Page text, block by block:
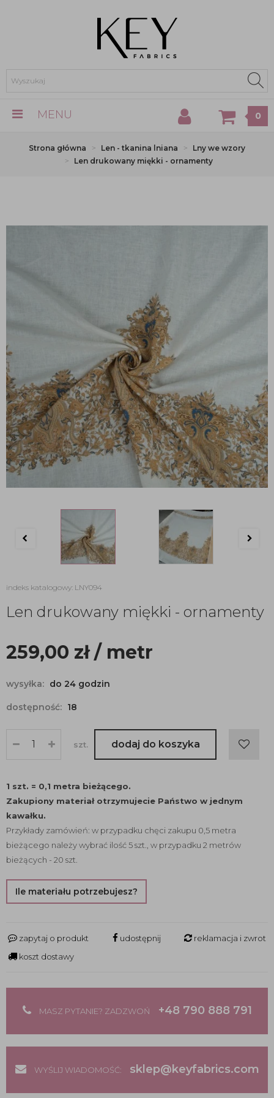
MENU 0
Strona główna Len - tkanina lniana
Lny we wzory
Len drukowany miękki - ornamenty
indeks katalogowy: LNY094
Len drukowany miękki - ornamenty
259,00 zł/ metr
wysyłka: do 24 godzin
dostępność: 18
szt. dodaj do koszyka
1 szt. = 0,1 metra bieżącego.
Zakupiony materiał otrzymujecie Państwo w jednym
kawałku.
Przykłady zamówień: w przypadku chęci zakupu 0,5 metra
bieżącego należy wybrać ilość 5 szt., w przypadku 2 metrów
bieżących - 20 szt.
Ile materiału potrzebujesz?
zapytaj o produkt udostępnij
reklamacja i zwrot
koszt dostawy
MASZ PYTANIE? ZADZWOŃ +48 790 888 791
WYŚLIJ WIADOMOŚĆ: sklep@keyfabrics.com